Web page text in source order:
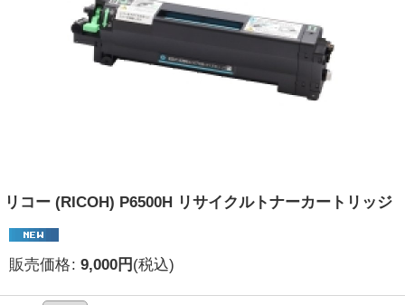
リコー (RICOH) P6500H リサイクルトナーカートリッジ
販売価格: 9,000円 (税込)